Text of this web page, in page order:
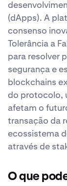
(dApps). A
consenso
Tolerância a
para resolver
segurança e
blockchains
do protocolo,
afetam o
transação da
ecossistema
através de
O que